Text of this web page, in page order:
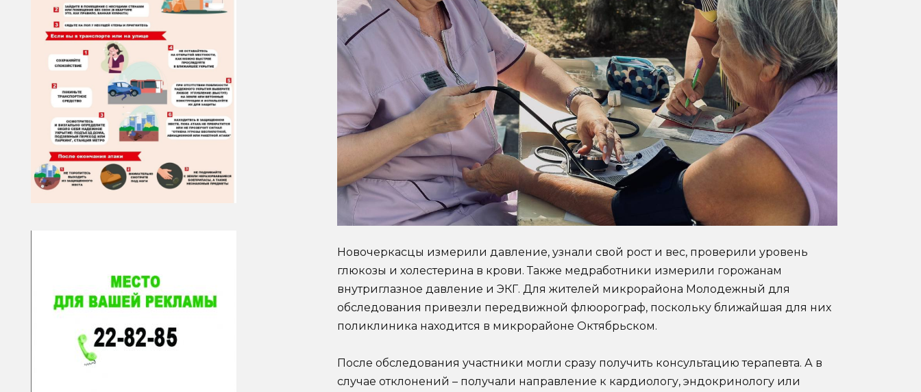
Новочеркасцы измерили давление, узнали свой рост и вес, проверили уровень
глюкозы и холестерина в крови. Также медработники измерили горожанам
внутриглазное давление и ЭКГ. Для жителей микрорайона Молодежный для
обследования привезли передвижной флюорограф, поскольку ближайшая для них
поликлиника находится в микрорайоне Октябрьском.
После обследования участники могли сразу получить консультацию терапевта. А в
случае отклонений – получали направление к кардиологу, эндокринологу или